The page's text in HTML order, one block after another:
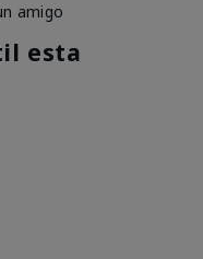
amigo
esta